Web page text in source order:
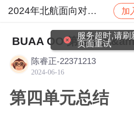
2024年北航面向对象设计与构造 加
社区 2024年北航面向对象设
BUAA OO 第四单元
陈睿正-22371213
2024-06-16
第四单元总结
服务超时,请刷
页面重试